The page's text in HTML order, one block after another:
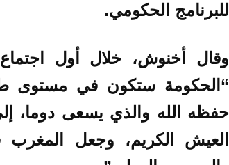
للبرنامج الحكومي.
وقال أخنوش، خلال أول اجتماع
“الحكومة ستكون في مستوى
حفظه الله والذي يسعى دوما،
العيش الكريم، وجعل المغرب